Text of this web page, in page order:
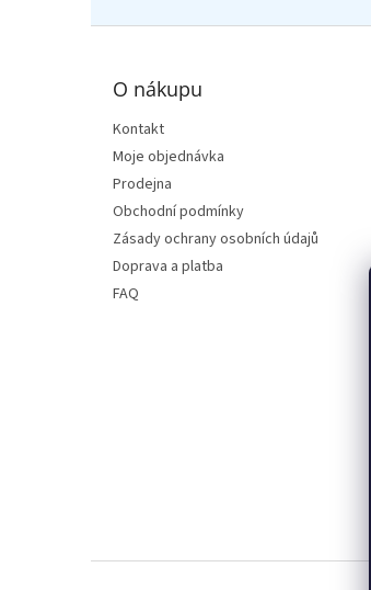
O nákupu
Kontakt
Moje objednávka
Prodejna
Obchodní podmínky
Zásady ochrany osobních údajů
Doprava a platba
FAQ